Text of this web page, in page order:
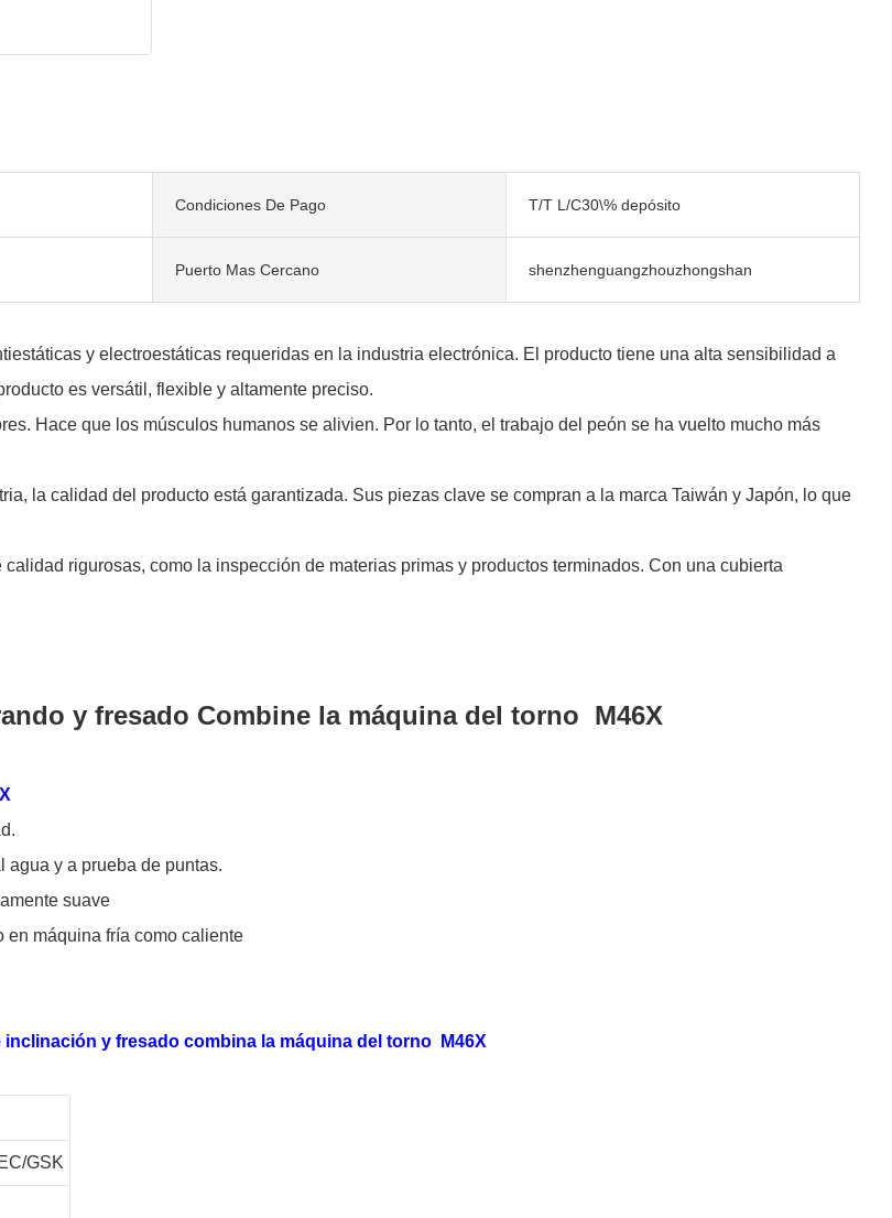
Condiciones De Pago T/T L/C30\% depósito
Puerto Mas Cercano shenzhenguangzhouzhongshan
y electroestáticas requeridas en la industria electrónica. El producto tiene una alta sensibilidad a
es versátil, flexible y altamente preciso.
Hace que los músculos humanos se alivien. Por lo tanto, el trabajo del peón se ha vuelto mucho más
la calidad del producto está garantizada. Sus piezas clave se compran a la marca Taiwán y Japón, lo que
rigurosas, como la inspección de materias primas y productos terminados. Con una cubierta
y fresado Combine la máquina del torno M46X
agua y a prueba de puntas.
suave
en máquina fría como caliente
y fresado combina la máquina del torno M46X
GSK